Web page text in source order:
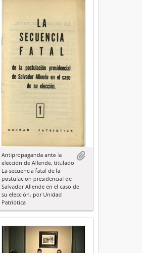
Antipropaganda ante la
elección de Allende, titulado
La secuencia fatal de la
postulación presidencial de
Salvador Allende en el caso de
su elección, por Unidad
Patriótica